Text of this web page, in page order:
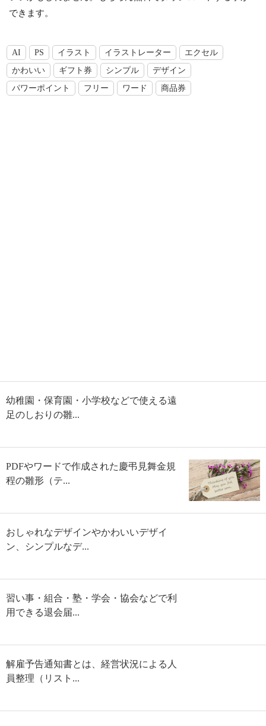
できます。
AI PS イラスト イラストレーター
エクセル
かわいい
ギフト券 シンプル
デザイン
パワーポイント
フリー ワード 商品券
幼稚園・保育園・小学校などで使える遠
足のしおりの雛...
PDFやワードで作成された慶弔見舞金規
程の雛形（テ...
おしゃれなデザインやかわいいデザイ
ン、シンプルなデ...
習い事・組合・塾・学会・協会などで利
用できる退会届...
解雇予告通知書とは、経営状況による人
員整理（リスト...